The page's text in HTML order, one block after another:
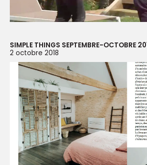
SIMPLE THINGS SEPTEMBRE-OCTOBRE
2 octobre 2018